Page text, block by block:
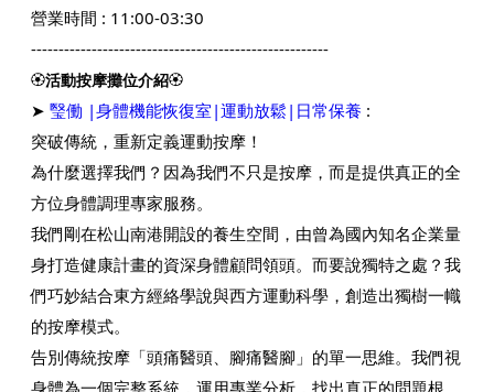
營業時間 : 11:00-03:30
------------------------------------------------------
🏵️活動按摩攤位介紹🏵️
➤瑿働 |身體機能恢復室|運動放鬆|日常保養 :
突破傳統，重新定義運動按摩！
為什麼選擇我們？因為我們不只是按摩，而是提供真正的全
方位身體調理專家服務。
我們剛在松山南港開設的養生空間，由曾為國內知名企業量
身打造健康計畫的資深身體顧問領頭。而要說獨特之處？我
們巧妙結合東方經絡學說與西方運動科學，創造出獨樹一幟
的按摩模式。
告別傳統按摩「頭痛醫頭、腳痛醫腳」的單一思維。我們視